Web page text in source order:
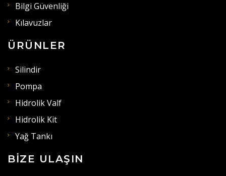
Bilgi Güvenliği
Kılavuzlar
ÜRÜNLER
Silindir
Pompa
Hidrolik Valf
Hidrolik Kit
Yağ Tankı
BIZE ULAŞIN